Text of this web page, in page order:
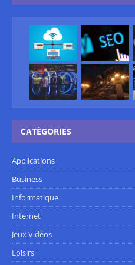
CATÉGORIES
Applications
Business
Informatique
Internet
Jeux Vidéos
Loisirs